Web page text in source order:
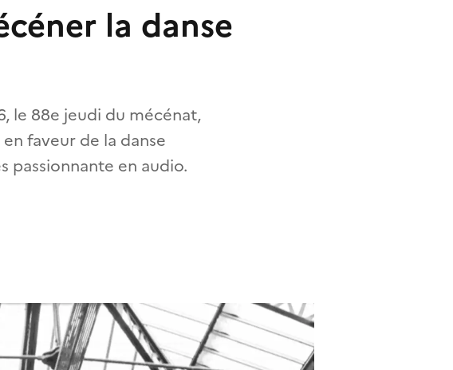
la danse
le 88e jeudi du mécénat,
faveur de la danse
passionnante en audio.